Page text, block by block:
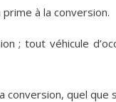
à la conversion.
; tout véhicule
conversion, quel